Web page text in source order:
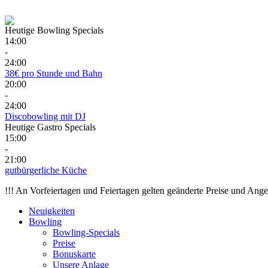
Heutige Bowling Specials
14:00
-
24:00
38€ pro Stunde und Bahn
20:00
-
24:00
Discobowling mit DJ
Heutige Gastro Specials
15:00
-
21:00
gutbürgerliche Küche
!!! An Vorfeiertagen und Feiertagen gelten geänderte Preise und
Neuigkeiten
Bowling
Bowling-Specials
Preise
Bonuskarte
Unsere Anlage